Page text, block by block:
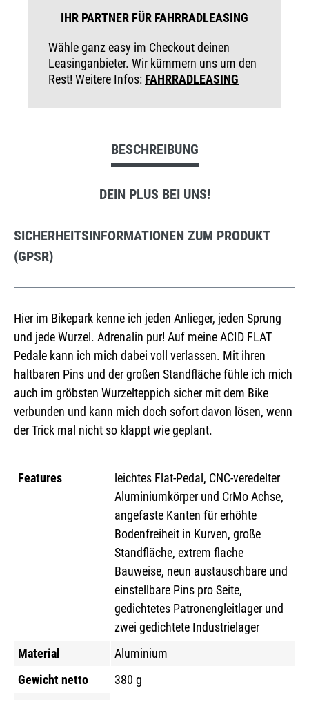
IHR PARTNER FÜR FAHRRADLEASING
Wähle ganz easy im Checkout deinen
Leasinganbieter. Wir kümmern uns um den
Rest! Weitere Infos: FAHRRADLEASING
BESCHREIBUNG
DEIN PLUS BEI UNS!
SICHERHEITSINFORMATIONEN ZUM PRODUKT
(GPSR)
Hier im Bikepark kenne ich jeden Anlieger, jeden Sprung
und jede Wurzel. Adrenalin pur! Auf meine ACID FLAT
Pedale kann ich mich dabei voll verlassen. Mit ihren
haltbaren Pins und der großen Standfläche fühle ich mich
auch im gröbsten Wurzelteppich sicher mit dem Bike
verbunden und kann mich doch sofort davon lösen, wenn
der Trick mal nicht so klappt wie geplant.
Features
leichtes Flat-Pedal, CNC-veredelter
Aluminiumkörper und CrMo Achse,
angefaste Kanten für erhöhte
Bodenfreiheit in Kurven, große
Standfläche, extrem flache
Bauweise, neun austauschbare und
einstellbare Pins pro Seite,
gedichtetes Patronengleitlager und
zwei gedichtete Industrielager
Material
Aluminium
Gewicht netto
380 g